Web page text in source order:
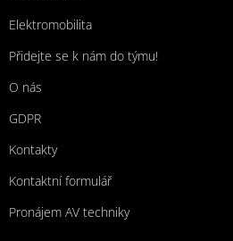
Elektromobilita
Přidejte se k nám do týmu!
O nás
GDPR
Kontakty
Kontaktní formulář
Pronájem AV techniky